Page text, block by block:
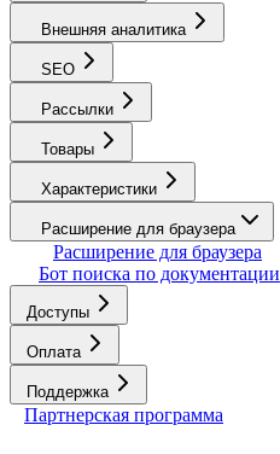
Внешняя аналитика
SEO
Рассылки
Товары
Характеристики
Расширение для браузера
Расширение для браузера
Бот поиска по документации
Доступы
Оплата
Поддержка
Партнерская программа